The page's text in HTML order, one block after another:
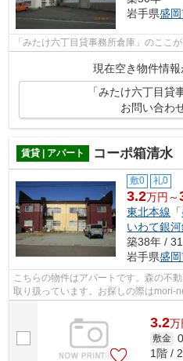
岩手県盛
「みたけ六丁目貸事務所倉庫」のここが
現在空き物件情報
「みたけ六丁目貸
お問い合わ
賃貸 | アパート コーポ箱清水
敷0 礼0
3.2万円～
東北本線 「
いわて銀
築38年 /
岩手県盛
こちらの物件はアパートです。森の不
取り扱っています。お探しの際はmori-
へお問い合わせ下さい。
3.2万
敷金
1階 /